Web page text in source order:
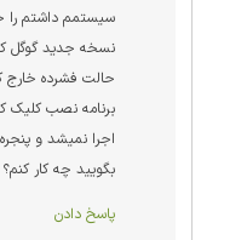
سیستمم داشتم را
حالت فشرده خارج
برنامه نصب کلیک
اجرا نمیشد و
بگویید چه کار کنم؟
پاسخ دادن